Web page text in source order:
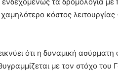
χαμηλότερο κόστος
ότι η δυναμική
με τον στόχο